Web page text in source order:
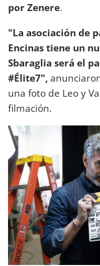
por Zenere.
"La asociación de
Encinas tiene un
Sbaraglia será el
#Élite7",
una foto de Leo y
filmación.